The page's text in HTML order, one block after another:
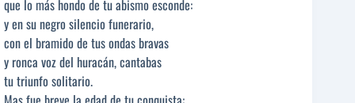
que lo más hondo de tu abismo esconde:
y en su negro silencio funerario,
con el bramido de tus ondas bravas
y ronca voz del huracán, cantabas
tu triunfo solitario.